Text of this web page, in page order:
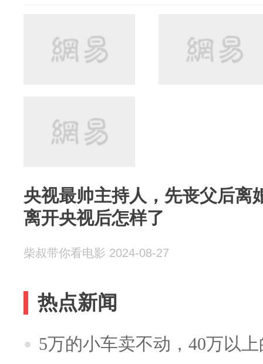
央视最帅主持人，先丧父后离
离开央视后怎样了
柴叔带你看电影 2024-08-27
热点新闻
5万的小车卖不动，40万以